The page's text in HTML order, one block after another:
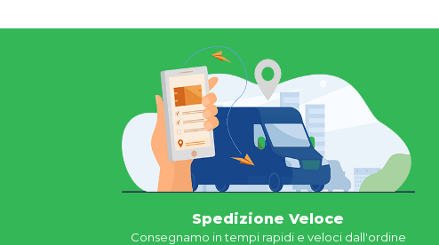
Spedizione Veloce
Consegnamo in tempi rapidi e veloci dall'ordine